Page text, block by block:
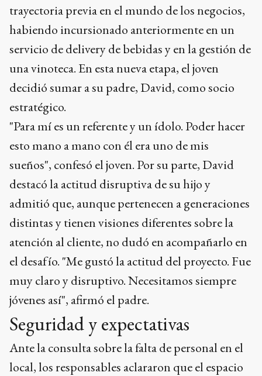
trayectoria previa en el mundo de los negocios,
habiendo incursionado anteriormente en un
servicio de delivery de bebidas y en la gestión de
una vinoteca. En esta nueva etapa, el joven
decidió sumar a su padre, David, como socio
estratégico.
"Para mí es un referente y un ídolo. Poder hacer
esto mano a mano con él era uno de mis
sueños", confesó el joven. Por su parte, David
destacó la actitud disruptiva de su hijo y
admitió que, aunque pertenecen a generaciones
distintas y tienen visiones diferentes sobre la
atención al cliente, no dudó en acompañarlo en
el desafío. "Me gustó la actitud del proyecto. Fue
muy claro y disruptivo. Necesitamos siempre
jóvenes así", afirmó el padre.
Seguridad y expectativas
Ante la consulta sobre la falta de personal en el
local, los responsables aclararon que el espacio